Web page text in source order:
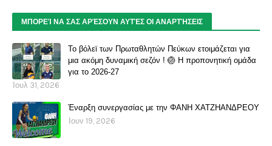
ΜΠΟΡΕΊ ΝΑ ΣΑΣ ΑΡΈΣΟΥΝ ΑΥΤΈΣ ΟΙ ΑΝΑΡΤΉΣΕΙΣ
Το βόλεϊ των Πρωταθλητών Πεύκων ετοιμάζεται για
μια ακόμη δυναμική σεζόν ! 🏐 Η προπονητική ομάδα
για το 2026-27
Ιουλ 31, 2026
Έναρξη συνεργασίας με την ΦΑΝΗ ΧΑΤΖΗΑΝΔΡΕΟΥ
Ιουν 19, 2026